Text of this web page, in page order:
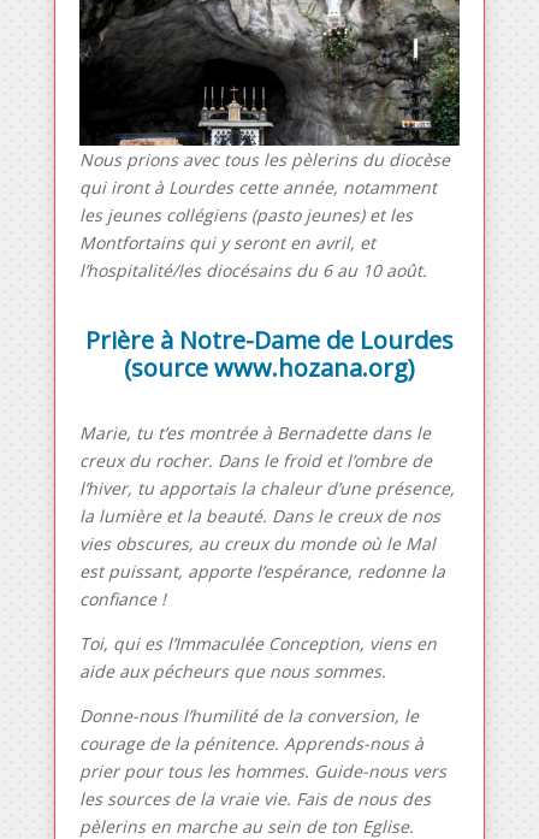
Nous prions avec tous les pèlerins du diocèse
qui iront à Lourdes cette année, notamment
les jeunes collégiens (pasto jeunes) et les
Montfortains qui y seront en avril, et
l’hospitalité/les diocésains du 6 au 10 août.
Prière à Notre-Dame de Lourdes
(source www.hozana.org)
Marie, tu t’es montrée à Bernadette dans le
creux du rocher. Dans le froid et l’ombre de
l’hiver, tu apportais la chaleur d’une présence,
la lumière et la beauté. Dans le creux de nos
vies obscures, au creux du monde où le Mal
est puissant, apporte l’espérance, redonne la
confiance !
Toi, qui es l’Immaculée Conception, viens en
aide aux pécheurs que nous sommes.
Donne-nous l’humilité de la conversion, le
courage de la pénitence. Apprends-nous à
prier pour tous les hommes. Guide-nous vers
les sources de la vraie vie. Fais de nous des
pèlerins en marche au sein de ton Eglise.